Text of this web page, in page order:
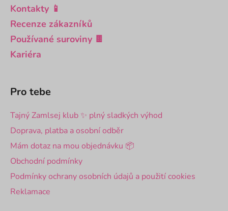
Kontakty 📱
Recenze zákazníků
Používané suroviny 🍫
Kariéra
Pro tebe
Tajný Zamlsej klub ✨ plný sladkých výhod
Doprava, platba a osobní odběr
Mám dotaz na mou objednávku 📦
Obchodní podmínky
Podmínky ochrany osobních údajů a použití cookies
Reklamace